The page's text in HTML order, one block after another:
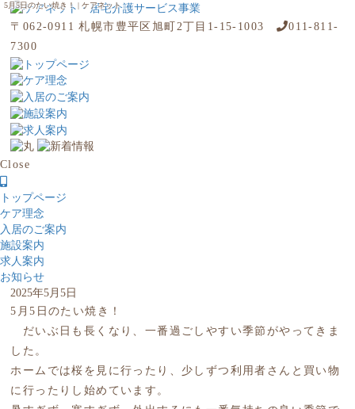
5月5日のたい焼き！ | ケアネット
〒062-0911 札幌市豊平区旭町2丁目1-15-1003
011-811-
7300
Close
トップページ
ケア理念
入居のご案内
施設案内
求人案内
お知らせ
2025年5月5日
5月5日のたい焼き！
だいぶ日も長くなり、一番過ごしやすい季節がやってきま
した。
ホームでは桜を見に行ったり、少しずつ利用者さんと買い物
に行ったりし始めています。